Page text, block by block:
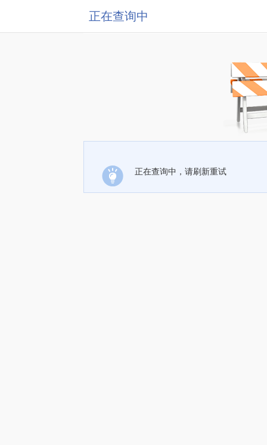
正在查询中
正在查询中，请刷新重试